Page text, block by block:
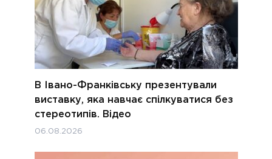
В Івано-Франківську презентували
виставку, яка навчає спілкуватися без
стереотипів. Відео
06.08.2026